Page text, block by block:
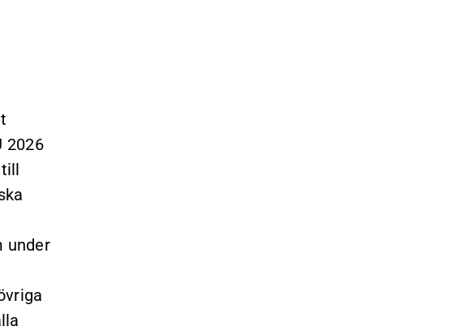
2026
under